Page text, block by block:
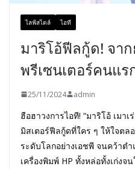
ไลฟ์สไตล์ ไอที
มาริโอ้ฟีลกู้ด! จา
พรีเซนเตอร์คนแร
25/11/2024 admin
ฮือฮาวงการไอที! “มาริโอ้ เมา
มิสเตอร์ฟีลกู้ดที่ใคร ๆ ให้ใจต
ระดับโลกอย่างเอชพี จนคว้าต
เครื่องพิมพ์ HP ทั้งหล่อทั้งเก่งจ